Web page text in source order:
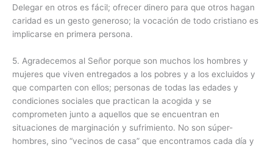
Delegar en otros es fácil; ofrecer dinero para que otros hagan
caridad es un gesto generoso; la vocación de todo cristiano es
implicarse en primera persona.
5. Agradecemos al Señor porque son muchos los hombres y
mujeres que viven entregados a los pobres y a los excluidos y
que comparten con ellos; personas de todas las edades y
condiciones sociales que practican la acogida y se
comprometen junto a aquellos que se encuentran en
situaciones de marginación y sufrimiento. No son súper-
hombres, sino “vecinos de casa” que encontramos cada día y